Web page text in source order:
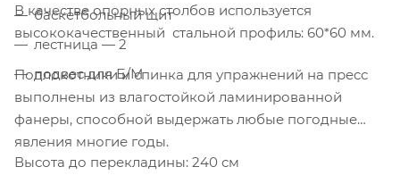
баскетбольный щит
лестница — 2
подвес для Б/М
В качестве опорных столбов используется
высококачественный стальной профиль: 60*60 мм.
Подлокотники и спинка для упражнений на пресс
выполнены из влагостойкой ламинированной
фанеры, способной выдержать любые погодные
явления многие годы.
Высота до перекладины: 240 см